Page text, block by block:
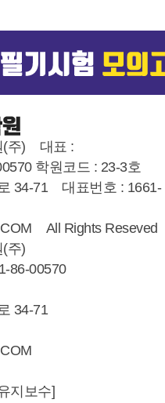
(주) 대표 :
학원코드 : 23-3호
34-71 대표번호 : 1661-
All Rights Reseved
주)
86-00570
34-71
지보수]